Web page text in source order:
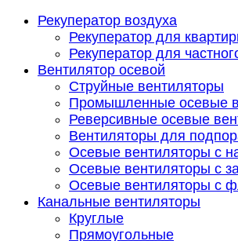
Рекуператор воздуха
Рекуператор для
Рекуператор для
Вентилятор осевой
Струйные вентиляторы
Промышленные осевые
Реверсивные осевые
Вентиляторы для
Осевые вентиляторы с
Осевые вентиляторы с
Осевые вентиляторы с
Канальные вентиляторы
Круглые
Прямоугольные